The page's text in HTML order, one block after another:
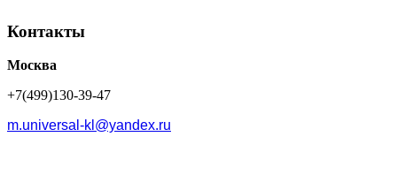
Контакты
Москва
+7(499)130-39-47
m.universal-kl@yandex.ru